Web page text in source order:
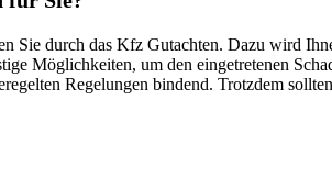
Sie durch das Kfz Gutachten. Dazu wird
Möglichkeiten, um den eingetretenen
Regelungen bindend. Trotzdem